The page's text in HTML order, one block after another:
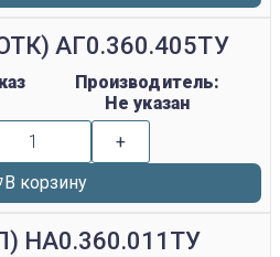
АГ0.360.405ТУ
Производитель:
Не указан
+
В корзину
НА0.360.011ТУ